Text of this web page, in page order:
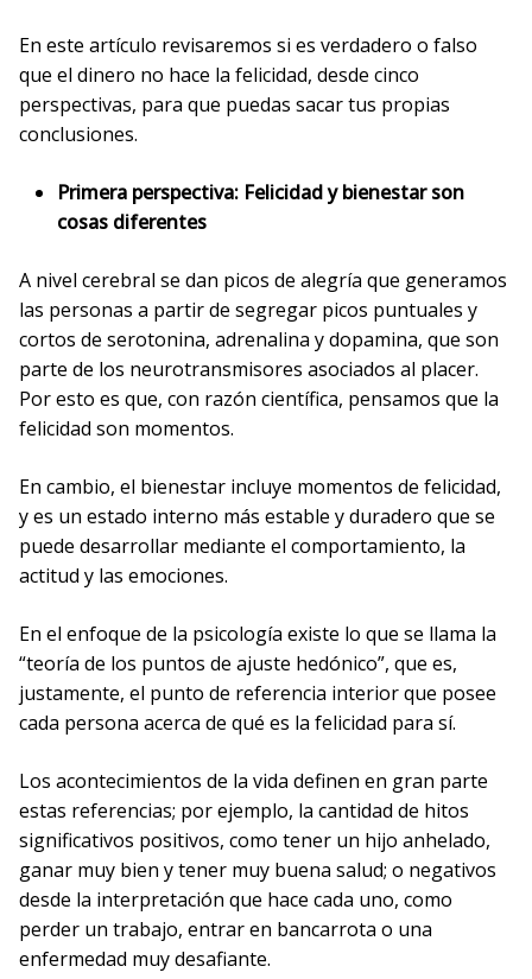
En este artículo revisaremos si es verdadero o falso
que el dinero no hace la felicidad, desde cinco
perspectivas, para que puedas sacar tus propias
conclusiones.
Primera perspectiva: Felicidad y bienestar son
cosas diferentes
A nivel cerebral se dan picos de alegría que generamos
las personas a partir de segregar picos puntuales y
cortos de serotonina, adrenalina y dopamina, que son
parte de los neurotransmisores asociados al placer.
Por esto es que, con razón científica, pensamos que la
felicidad son momentos.
En cambio, el bienestar incluye momentos de felicidad,
y es un estado interno más estable y duradero que se
puede desarrollar mediante el comportamiento, la
actitud y las emociones.
En el enfoque de la psicología existe lo que se llama la
“teoría de los puntos de ajuste hedónico”, que es,
justamente, el punto de referencia interior que posee
cada persona acerca de qué es la felicidad para sí.
Los acontecimientos de la vida definen en gran parte
estas referencias; por ejemplo, la cantidad de hitos
significativos positivos, como tener un hijo anhelado,
ganar muy bien y tener muy buena salud; o negativos
desde la interpretación que hace cada uno, como
perder un trabajo, entrar en bancarrota o una
enfermedad muy desafiante.